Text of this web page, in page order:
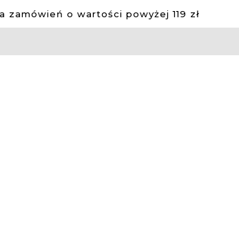
zamówień o wartości powyżej 119 zł